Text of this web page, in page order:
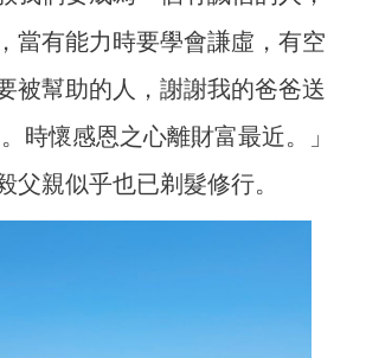
當有能力時要學會謙虛，有空
被幫助的人，謝謝我的爸爸送
時懷感恩之心離財富最近。」
父親似乎也已剃髮修行。